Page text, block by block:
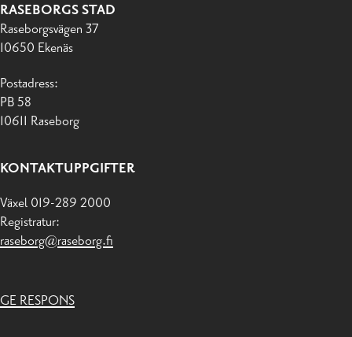
RASEBORGS STAD
Raseborgsvägen 37
10650 Ekenäs
Postadress:
PB 58
10611 Raseborg
KONTAKTUPPGIFTER
Växel 019-289 2000
Registratur:
raseborg@raseborg.fi
GE RESPONS